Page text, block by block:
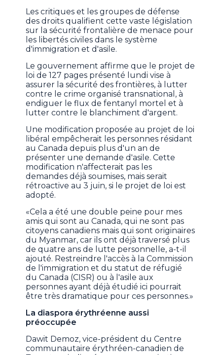
Les critiques et les groupes de défense
des droits qualifient cette vaste législation
sur la sécurité frontalière de menace pour
les libertés civiles dans le système
d'immigration et d'asile.
Le gouvernement affirme que le projet de
loi de 127 pages présenté lundi vise à
assurer la sécurité des frontières, à lutter
contre le crime organisé transnational, à
endiguer le flux de fentanyl mortel et à
lutter contre le blanchiment d'argent.
Une modification proposée au projet de loi
libéral empêcherait les personnes résidant
au Canada depuis plus d'un an de
présenter une demande d'asile. Cette
modification n'affecterait pas les
demandes déjà soumises, mais serait
rétroactive au 3 juin, si le projet de loi est
adopté.
«Cela a été une double peine pour mes
amis qui sont au Canada, qui ne sont pas
citoyens canadiens mais qui sont originaires
du Myanmar, car ils ont déjà traversé plus
de quatre ans de lutte personnelle, a-t-il
ajouté. Restreindre l'accès à la Commission
de l'immigration et du statut de réfugié
du Canada (CISR) ou à l'asile aux
personnes ayant déjà étudié ici pourrait
être très dramatique pour ces personnes.»
La diaspora érythréenne aussi
préoccupée
Dawit Demoz, vice-président du Centre
communautaire érythréen-canadien de